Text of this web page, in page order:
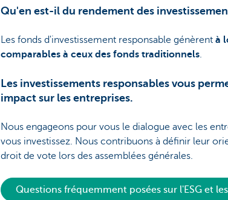
Qu'en est-il du rendement des
Les fonds d'investissement responsable génèrentà
comparables à ceux des fonds traditionnels.
Les investissements responsables vous
impact sur les entreprises.
Nous engageons pour vous le dialogue avec les
vous investissez. Nous contribuons à définir leur
droit de vote lors des assemblées générales.
Questions fréquemment posées sur l'ESG et